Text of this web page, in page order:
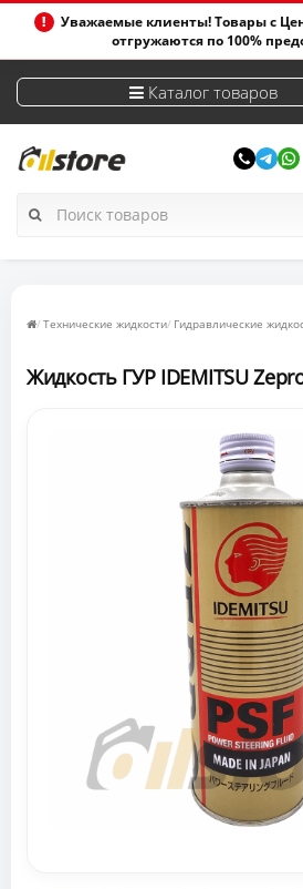
Уважаемые клиенты! Товары с
отгружаются по 100%
Каталог товаров
Технические жидкости Гидравлические
Жидкость ГУР IDEMITSU